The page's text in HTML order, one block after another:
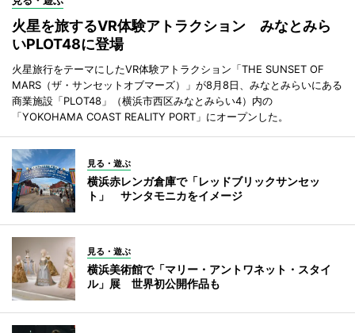
火星を旅するVR体験アトラクション みなとみら
いPLOT48に登場
火星旅行をテーマにしたVR体験アトラクション「THE SUNSET OF
MARS（ザ・サンセットオブマーズ）」が8月8日、みなとみらいにある
商業施設「PLOT48」（横浜市西区みなとみらい4）内の
「YOKOHAMA COAST REALITY PORT」にオープンした。
見る・遊ぶ
横浜赤レンガ倉庫で「レッドブリックサンセッ
ト」 サンタモニカをイメージ
見る・遊ぶ
横浜美術館で「マリー・アントワネット・スタイ
ル」展 世界初公開作品も